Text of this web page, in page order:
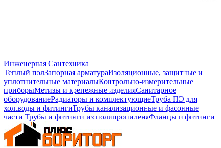
Инженерная Сантехника
Теплый полЗапорная арматураИзоляционные, защитные и
уплотнительные материалыКонтрольно-измерительные
приборыМетизы и крепежные изделияСанитарное
оборудованиеРадиаторы и комплектующиеТруба ПЭ для
хол.воды и фитингиТрубы канализационные и фасонные
части Трубы и фитинги из полипропиленаФланцы и фитинги